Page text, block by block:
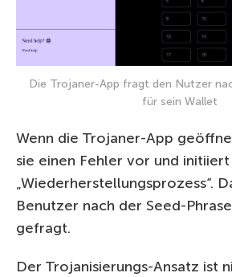
Die Trojaner-App fragt den Nutzer
für sein Wallet
Wenn die Trojaner-App
sie einen Fehler vor und initiiert
„Wiederherstellungsprozess“.
Benutzer nach der Seed-
gefragt.
Der Trojanisierungs-Ansatz ist